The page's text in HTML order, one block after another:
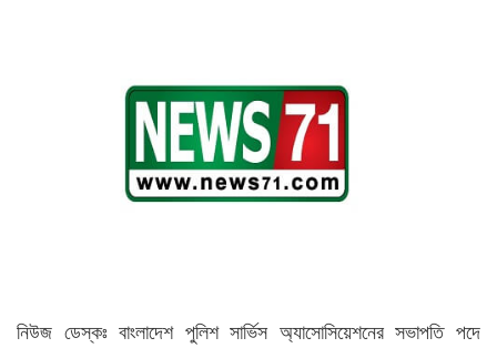
নিউজ ডেস্কঃ বাংলাদেশ পুলিশ সার্ভিস অ্যাসোসিয়েশনের সভাপতি পদে